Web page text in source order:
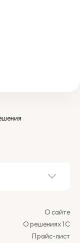
О сайте
О решениях 1С
Прайс-лист